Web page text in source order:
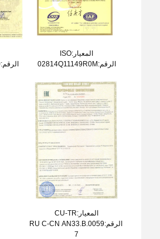
المعيار:ISO
الرقم:02814Q11149R0M
الرقم:MC/TH-C-454/09
المعيار:CU-TR
الرقم:RU C-CN AN33.B.0059
7